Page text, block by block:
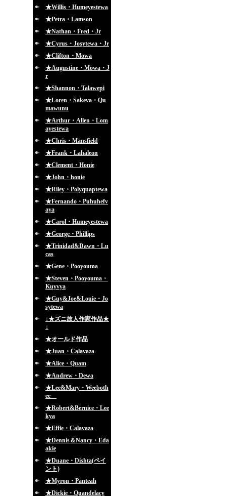
★Willis・Humeyestewa
★Petra・Lamson
★Nathan・Fred・Jr
★Cyrus・Josytewa・Jr
★Clifton・Mowa
★Augustine・Mowa・J
r
★Shannon・Talawepi
★Loren・Sakeva・Qu
mawunu
★Arthur・Allen・Lom
ayestewa
★Chris・Mansfield
★Frank・Lahaleon
★Clement・Honie
★John・honie
★Riley・Polyquaptewa
★Fernando・Puhuhefv
aya
★Carol・Humeyestewa
★George・Phillips
★Trinidad&Dawn・Lu
cas
★Gene・Pooyouma
★Steven・Pooyouma・
Kuyvya
★Guy&Joe&Louie・Jo
sytewa
↓★ズニ故人作家作品★
↓
★オールド作品
★Juan・Calavaza
★Alice・Quam
★Andrew・Dewa
★Lee&Mary・Weeboth
ee
★Robert&Bernice・Lee
kya
★Effie・Calavaza
★Dennis＆Nancy・Eda
akie
★Duane・Dishta(ペイ
ント)
★Myron・Panteah
★Dickie・Quandelacy